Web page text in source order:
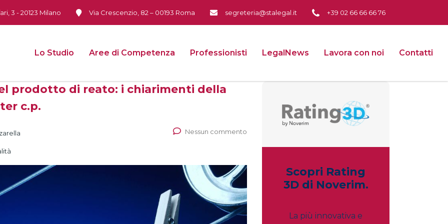
3 - 20123 Milano Via Crescenzio, 82 – 00193 Roma segreteria@stalegal.it +39 02 66 66 66 76
Lo Studio Aree di Competenza Professionisti LegalNews Lavora con noi Contatti
prodotto di reato: i chiarimenti della
c.p.
Nessun commento
Scopri Rating
3D di Noverim.
La più innovativa e